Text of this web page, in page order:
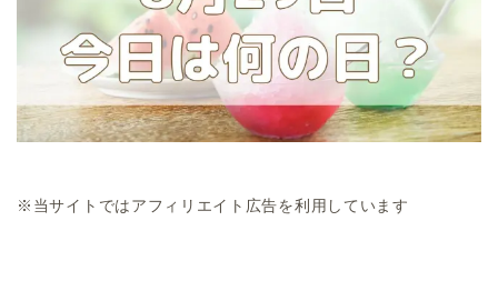
※当サイトではアフィリエイト広告を利用しています